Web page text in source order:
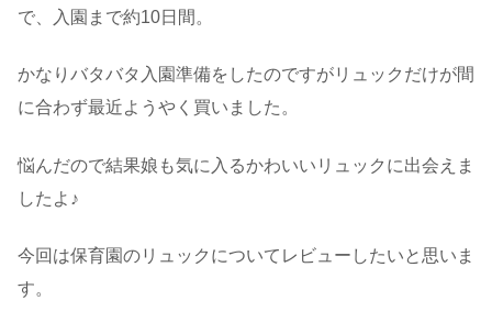
で、入園まで約10日間。
かなりバタバタ入園準備をしたのですがリュックだけが間
に合わず最近ようやく買いました。
悩んだので結果娘も気に入るかわいいリュックに出会えま
したよ♪
今回は保育園のリュックについてレビューしたいと思いま
す。